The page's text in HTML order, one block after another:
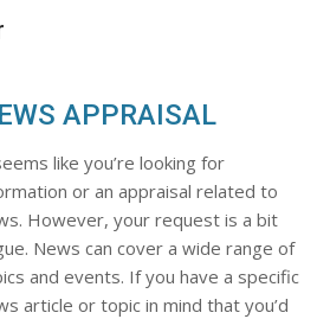
APPRAISAL
like you’re looking for
or an appraisal related to
However, your request is a bit
News can cover a wide range of
and events. If you have a specific
article or topic in mind that you’d